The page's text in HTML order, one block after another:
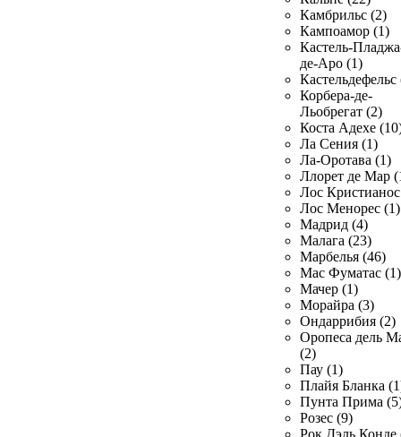
Камбрильс (2)
Кампоамор (1)
Кастель-
де-Аро (1)
Кастельдефельс
Корбера-де-
Льобрегат (2)
Коста Адехе
Ла Сения (1)
Ла-Оротава (1)
Ллорет де Мар
Лос
Лос Менорес (1)
Мадрид (4)
Малага (23)
Марбелья (46)
Мас Фуматас (1)
Мачер (1)
Морайра (3)
Ондаррибия (2)
Оропеса дель
(2)
Пау (1)
Плайя Бланка
Пунта Прима
Розес (9)
Рок Дэль Конде